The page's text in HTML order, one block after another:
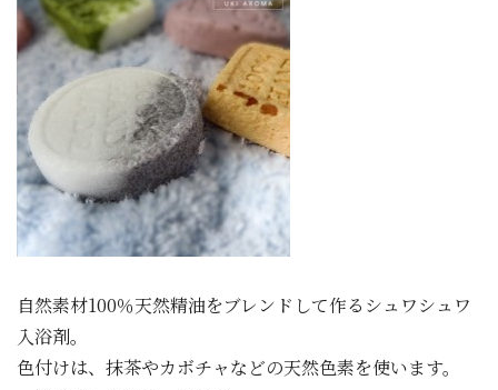
自然素材100％天然精油をブレンドして作るシュワシュワ
入浴剤。
色付けは、抹茶やカボチャなどの天然色素を使います。